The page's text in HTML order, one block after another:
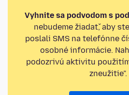
Vyhnite sa podvodom s
nebudeme žiadať, aby
poslali SMS na telefónne
osobné informácie.
podozrivú aktivitu
zneužitie”.